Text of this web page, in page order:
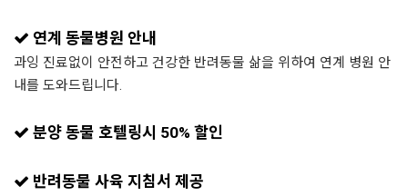
연계 동물병원 안내
과잉 진료없이 안전하고 건강한 반려동물 삶을 위하여 연계 병원 안
내를 도와드립니다.
분양 동물 호텔링시 50% 할인
반려동물 사육 지침서 제공